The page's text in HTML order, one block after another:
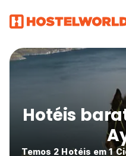
Hotéis
Temos 2 Hotéis em 1